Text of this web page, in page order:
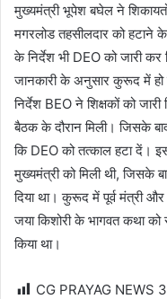
मुख्यमंत्री भूपेश बघेल ने
मगरलोड तहसीलदार को
के निर्देश भी DEO को जारी कर
जानकारी के अनुसार कुरूद में हो
निर्देश BEO ने शिक्षकों को
बैठक के दौरान मिली। जिसके
कि DEO को तत्काल हटा दें।
मुख्यमंत्री को मिली थी, जिसके
दिया था। कुरूद में पूर्व मंत्री और
जया किशोरी के भागवत कथा को
किया था।
CG PRAYAG NEWS